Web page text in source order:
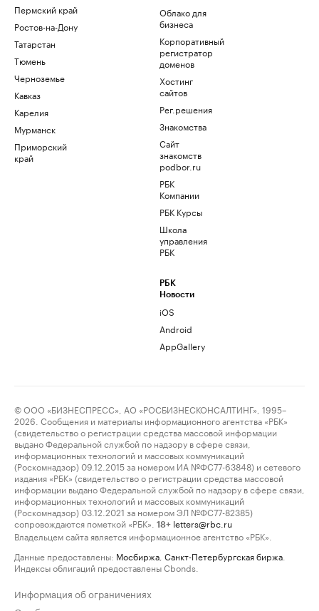
Пермский край
Ростов-на-Дону
Татарстан
Тюмень
Черноземье
Кавказ
Карелия
Мурманск
Приморский
край
Облако для
бизнеса
Корпоративный
регистратор
доменов
Хостинг
сайтов
Рег.решения
Знакомства
Сайт
знакомств
podbor.ru
РБК
Компании
РБК Курсы
Школа
управления
РБК
РБК
Новости
iOS
Android
AppGallery
© ООО «БИЗНЕСПРЕСС», АО «РОСБИЗНЕСКОНСАЛТИНГ», 1995–
2026. Сообщения и материалы информационного агентства «РБК»
(свидетельство о регистрации средства массовой информации
выдано Федеральной службой по надзору в сфере связи,
информационных технологий и массовых коммуникаций
(Роскомнадзор) 09.12.2015 за номером ИА №ФС77-63848) и сетевого
издания «РБК» (свидетельство о регистрации средства массовой
информации выдано Федеральной службой по надзору в сфере связи,
информационных технологий и массовых коммуникаций
(Роскомнадзор) 03.12.2021 за номером ЭЛ №ФС77-82385)
сопровождаются пометкой «РБК».
18+ letters@rbc.ru
Владельцем сайта является информационное агентство «РБК».
Данные предоставлены: Мосбиржа Санкт-Петербургская биржа
Индексы облигаций предоставлены Cbonds.
Информация об ограничениях